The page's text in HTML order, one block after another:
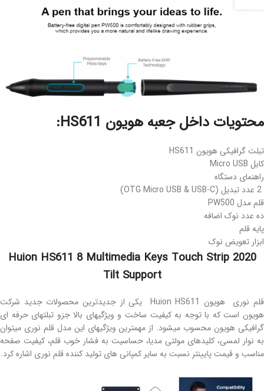
محتویات داخل جعبه هویون HS611:
تبلت گرافیکی هویون HS611
کابل Micro USB
راهنمای دستگاه
قلم مدل PW500
ده عدد نوک اضافه
پایه قلم
ابزار تعویض نوک
2020 Huion HS611 8 Multimedia Keys Touch Strip
Tilt Support
قلم نوری هویون Huion HS611 یکی از جدیدترین محصولات جدید شرکت
هویون است که با توجه به کیفیت ساخت و ویژگیهای بالا جزو تبلتهای حرفه ای
گرافیکی هویون محسوب میشود. از مهمترین ویژگیهای این مدل قلم نوری میتوان
به نوار لمسی، کلیدهای مولتی مدیا، حساسیت به فشار خوب قلم، کیفیت صفحه
مناسب و قیمت پایینتر نسبت به سایر کمپانی های تولید کننده قلم نوری اشاره کرد.